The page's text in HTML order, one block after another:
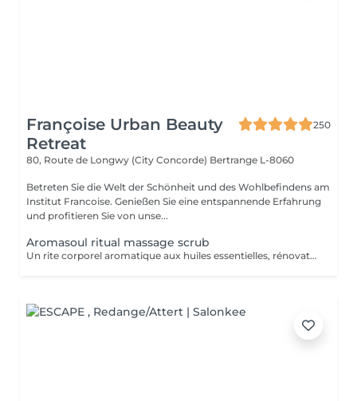
Françoise Urban Beauty
Retreat
250
80, Route de Longwy (City Concorde) Bertrange L-8060
Betreten Sie die Welt der Schönheit und des Wohlbefindens am
Institut Francoise. Genießen Sie eine entspannende Erfahrung
und profitieren Sie von unse...
Aromasoul ritual massage scrub
Un rite corporel aromatique aux huiles essentielles, rénovateur et unique. Le corps est complètement gommé.